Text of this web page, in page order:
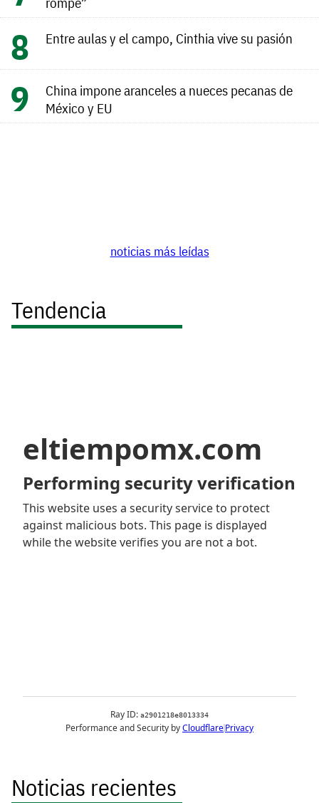
Entre aulas y el campo, Cinthia vive su pasión
China impone aranceles a nueces pecanas de
México y EU
noticias más leídas
Tendencia
Noticias recientes